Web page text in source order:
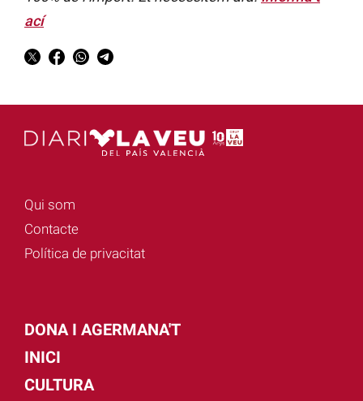
ací
Qui som
Contacte
Política de privacitat
DONA I AGERMANA'T
INICI
CULTURA